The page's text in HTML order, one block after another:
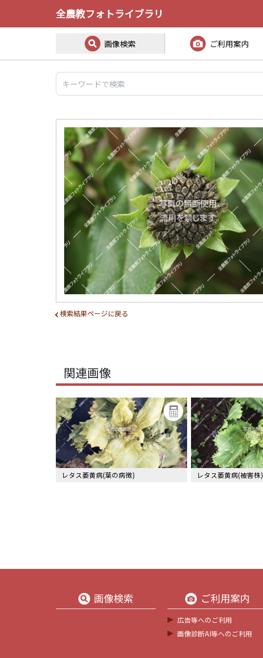
全農教フォトライブラリ
画像検索 ご利用案内
検索結果ページに戻る
関連画像
レタス萎黄病(葉の病徴) レタス萎黄病(被害株)
画像検索 ご利用案内
広告等へのご利用
画像診断AI等へのご利用